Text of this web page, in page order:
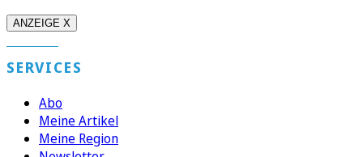
ANZEIGE X
SERVICES
Abo
Meine Artikel
Meine Region